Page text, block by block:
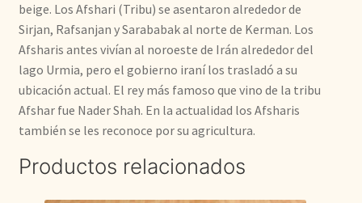
beige. Los Afshari (Tribu) se asentaron alrededor de
Sirjan, Rafsanjan y Sarababak al norte de Kerman. Los
Afsharis antes vivían al noroeste de Irán alrededor del
lago Urmia, pero el gobierno iraní los trasladó a su
ubicación actual. El rey más famoso que vino de la tribu
Afshar fue Nader Shah. En la actualidad los Afsharis
también se les reconoce por su agricultura.
Productos relacionados